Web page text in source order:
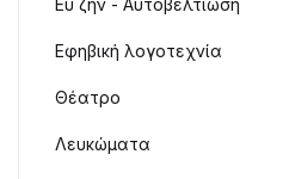
Ευ ζην - Αυτοβελτίωση
Εφηβική λογοτεχνία
Θέατρο
Λευκώματα